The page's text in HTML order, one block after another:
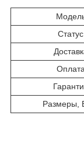
Статус
Оплата
Размеры,